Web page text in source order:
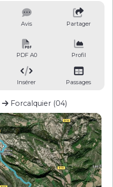
Avis Partager
PDF A0 Profil
Insérer Passages
Forcalquier (04)